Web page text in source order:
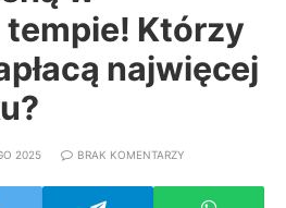
Którzy
najwięcej
2025 BRAK KOMENTARZY